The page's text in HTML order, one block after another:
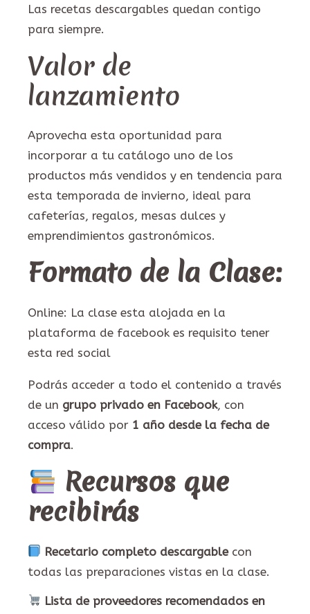
Las recetas descargables quedan contigo
para siempre.
Valor de
lanzamiento
Aprovecha esta oportunidad para
incorporar a tu catálogo uno de los
productos más vendidos y en tendencia para
esta temporada de invierno, ideal para
cafeterías, regalos, mesas dulces y
emprendimientos gastronómicos.
Formato de la Clase:
Online: La clase esta alojada en la
plataforma de facebook es requisito tener
esta red social
Podrás acceder a todo el contenido a través
de un grupo privado en Facebook, con
acceso válido por 1 año desde la fecha de
compra.
Recursos que
recibirás
Recetario completo descargablecon
todas las preparaciones vistas en la clase.
Lista de proveedores recomendados en